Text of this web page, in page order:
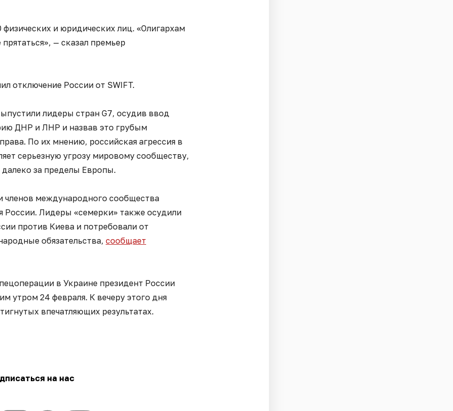
и юридических лиц. «Олигархам
— сказал премьер
отключение России от SWIFT.
лидеры стран G7, осудив ввод
ДНР и ЛНР и назвав это грубым
По их мнению, российская агрессия в
серьезную угрозу мировому сообществу,
за пределы Европы.
членов международного сообщества
России. Лидеры «семерки» также осудили
против Киева и потребовали от
обязательства, сообщает
в Украине президент России
утром 24 февраля. К вечеру этого дня
впечатляющих результатах.
на нас